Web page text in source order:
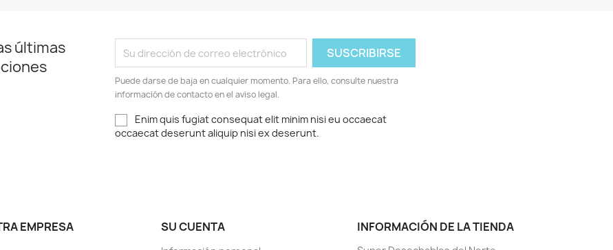
últimas
Puede darse de baja en cualquier momento. Para ello, consulte nuestra
información de contacto en el aviso legal.
Enim quis fugiat consequat elit minim nisi eu occaecat
occaecat deserunt aliquip nisi ex deserunt.
EMPRESA SU CUENTA INFORMACIÓN DE LA TIENDA